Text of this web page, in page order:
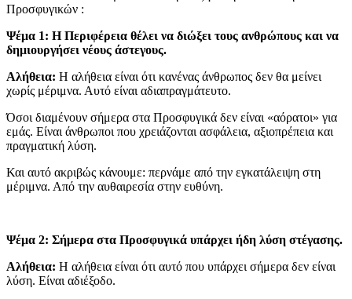
Προσφυγικών :
Ψέμα 1: Η Περιφέρεια θέλει να διώξει τους ανθρώπους και να
δημιουργήσει νέους άστεγους.
Αλήθεια: Η αλήθεια είναι ότι κανένας άνθρωπος δεν θα μείνει
χωρίς μέριμνα. Αυτό είναι αδιαπραγμάτευτο.
Όσοι διαμένουν σήμερα στα Προσφυγικά δεν είναι «αόρατοι» για
εμάς. Είναι άνθρωποι που χρειάζονται ασφάλεια, αξιοπρέπεια και
πραγματική λύση.
Και αυτό ακριβώς κάνουμε: περνάμε από την εγκατάλειψη στη
μέριμνα. Από την αυθαιρεσία στην ευθύνη.
Ψέμα 2: Σήμερα στα Προσφυγικά υπάρχει ήδη λύση στέγασης.
Αλήθεια: Η αλήθεια είναι ότι αυτό που υπάρχει σήμερα δεν είναι
λύση. Είναι αδιέξοδο.